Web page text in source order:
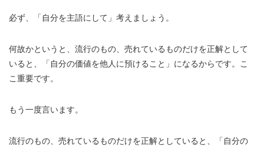
必ず、「自分を主語にして」考えましょう。
何故かというと、流行のもの、売れているものだけを正解として
いると、「自分の価値を他人に預けること」になるからです。こ
こ重要です。
もう一度言います。
流行のもの、売れているものだけを正解としていると、「自分の